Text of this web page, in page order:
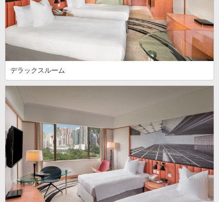
デラックスルーム